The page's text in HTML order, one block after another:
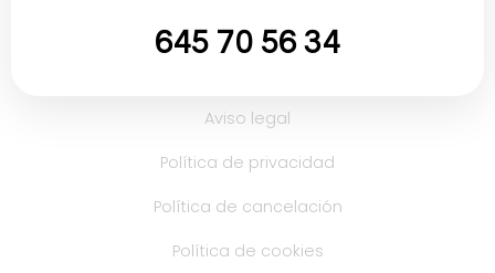
645 70 56 34
Aviso legal
Política de privacidad
Política de cancelación
Política de cookies